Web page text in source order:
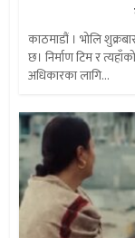
काठमाडौं । भोलि
छ। निर्माण टिम र
अधिकारका लागि...